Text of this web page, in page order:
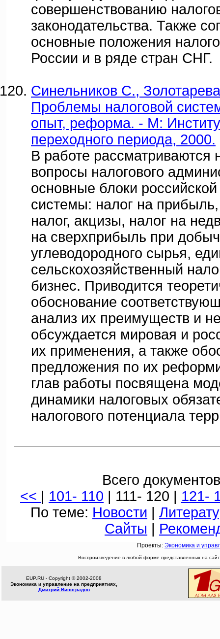
совершенствованию
законодательства. Также
основные положения
России и в ряде стран СНГ.
Синельников С.,
Проблемы налоговой
опыт, реформа. - М:
переходного периода, 2000.
В работе рассматриваются
вопросы налогового
основные блоки
системы: налог на
налог, акцизы, налог на
на сверхприбыль при
углеводородного сырья,
сельскохозяйственный
бизнес. Приводится
обоснование
анализ их преимуществ и
обсуждается мировая и
их применения, а также
предложения по их
глав работы посвящена
динамики налоговых
налогового потенциала
Всего
<< | 101- 110 | 111- 120 | 121-
По теме: Новости |
Сайты |
Проекты: Экономика и
Воспроизведение в любой форме представленных на
EUP.RU - Copyright © 2002-2008
Экономика и управление на предприятиях,
Дмитрий Виноградов